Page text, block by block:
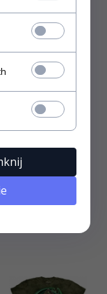
Dziecięca
Morski | Sea
Dragon - The
99,99zł